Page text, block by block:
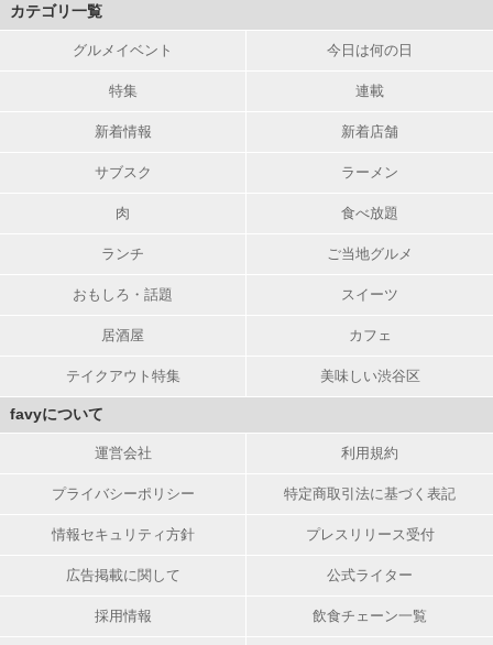
カテゴリ一覧
グルメイベント 今日は何の日
特集 連載
新着情報 新着店舗
サブスク ラーメン
肉 食べ放題
ランチ ご当地グルメ
おもしろ・話題 スイーツ
居酒屋 カフェ
テイクアウト特集 美味しい渋谷区
favyについて
運営会社 利用規約
プライバシーポリシー 特定商取引法に基づく表記
情報セキュリティ方針 プレスリリース受付
広告掲載に関して 公式ライター
採用情報 飲食チェーン一覧